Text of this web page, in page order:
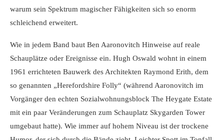
warum sein Spektrum magischer Fähigkeiten sich so enorm
schleichend erweitert.
Wie in jedem Band baut Ben Aaronovitch Hinweise auf reale
Schauplätze oder Ereignisse ein. Hugh Oswald wohnt in einem
1961 errichteten Bauwerk des Architekten Raymond Erith, dem
so genannten „Herefordshire Folly“ (während Aaronovitch im
Vorgänger den echten Sozialwohnungsblock The Heygate Estate
mit ein paar Veränderungen zum Schauplatz Skygarden Tower
umgebaut hatte). Wie immer auf hohem Niveau ist der trockene